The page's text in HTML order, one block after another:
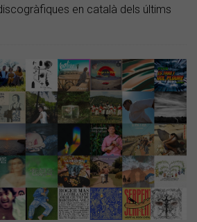
en català dels últims